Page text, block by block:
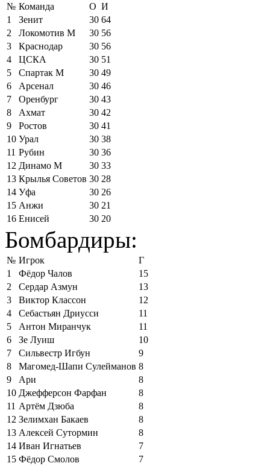
№ Команда О И
1
Зенит 30 64
2
Локомотив М 30 56
3
Краснодар 30 56
4
ЦСКА 30 51
5
Спартак М 30 49
6
Арсенал 30 46
7
Оренбург 30 43
8
Ахмат 30 42
9
Ростов 30 41
10 Урал 30 38
11 Рубин 30 36
12 Динамо М 30 33
13 Крылья Советов 30 28
14 Уфа 30 26
15 Анжи 30 21
16 Енисей 30 20
Бомбардиры:
№ Игрок
Г
1
Фёдор Чалов
15
2
Сердар Азмун
13
3
Виктор Классон
12
4
Себастьян Дриусси
11
5
Антон Миранчук
11
6
Зе Луиш
10
7
Сильвестр Игбун
9
8
Магомед-Шапи Сулейманов 8
9
Ари
8
10 Джефферсон Фарфан
8
11 Артём Дзюба
8
12 Зелимхан Бакаев
8
13 Алексей Сутормин
8
14 Иван Игнатьев
7
15 Фёдор Смолов 7